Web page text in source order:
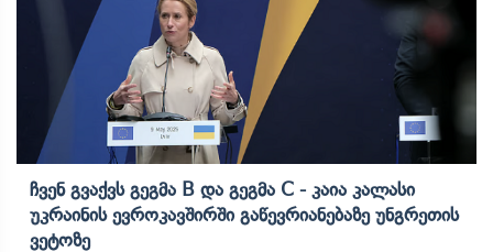
Ჩვენ Გვაქვს Გეგმა B Და Გეგმა C - Კაია Კალასი
Უკრაინის Ევროკავშირში Გაწევრიანებაზე Უნგრეთის
Ვეტოზე